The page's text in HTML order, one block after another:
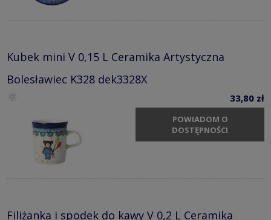
Kubek mini V 0,15 L Ceramika Artystyczna
Bolesławiec K328 dek3328X
33,80 zł
POWIADOM O
DOSTĘPNOŚCI
Filiżanka i spodek do kawy V 0,2 L Ceramika